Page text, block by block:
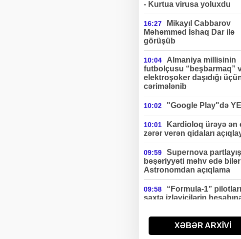
- Kurtua virusa yoluxdu
16:27
Mikayıl Cabbarov
Məhəmməd İshaq Dar ilə
görüşüb
10:04
Almaniya millisinin
futbolçusu “beşbarmaq”
elektroşoker daşıdığı
cərimələnib
10:02 "Google Play"də
10:01
Kardioloq ürəyə ən
zərər verən qidaları
09:59
Supernova
bəşəriyyəti məhv edə
Astronomdan açıqlama
09:58
“Formula-1” pilotları
saxta izləyicilərin
ABŞ-da uçan
hərbi versiyası ilk dəfə
XƏBƏR ARXİVİ